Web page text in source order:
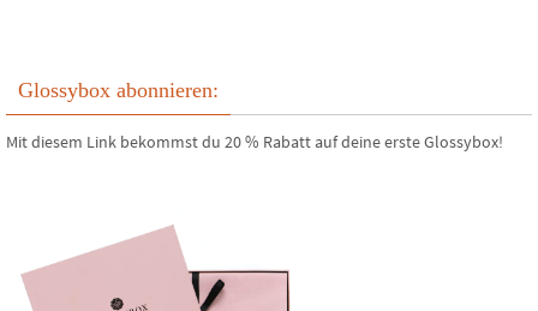
Glossybox abonnieren:
Mit diesem Link bekommst du 20 % Rabatt auf deine erste Glossybox!